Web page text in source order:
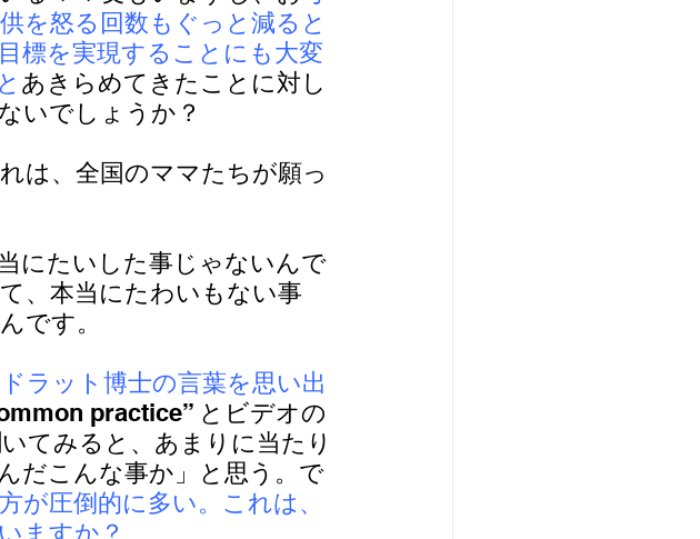
を怒る回数もぐっと減ると
標を実現することにも大変
あきらめてきたことに対し
いでしょうか？
は、全国のママたちが願っ
にたいした事じゃないんで
、本当にたわいもない事
です。
ラット博士の言葉を思い出
practice” とビデオの
てみると、あまりに当たり
だこんな事か」と思う。で
が圧倒的に多い。これは、
ますか？